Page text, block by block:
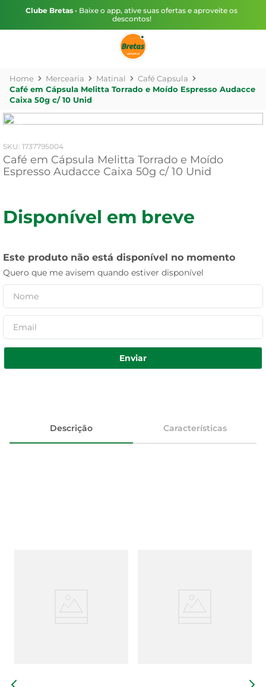
Clube Bretas • Baixe o app, ative suas ofertas e aproveite os
descontos!
Mercearia Matinal
Café Capsula
Café em Cápsula Melitta Torrado e Moído Espresso Audacce
Caixa 50g c/ 10 Unid
: 1737795004
Café em Cápsula Melitta Torrado e Moído
Espresso Audacce Caixa 50g c/ 10 Unid
Disponível em breve
Este produto não está disponível no momento
Quero que me avisem quando estiver disponível
Enviar
Descrição Características